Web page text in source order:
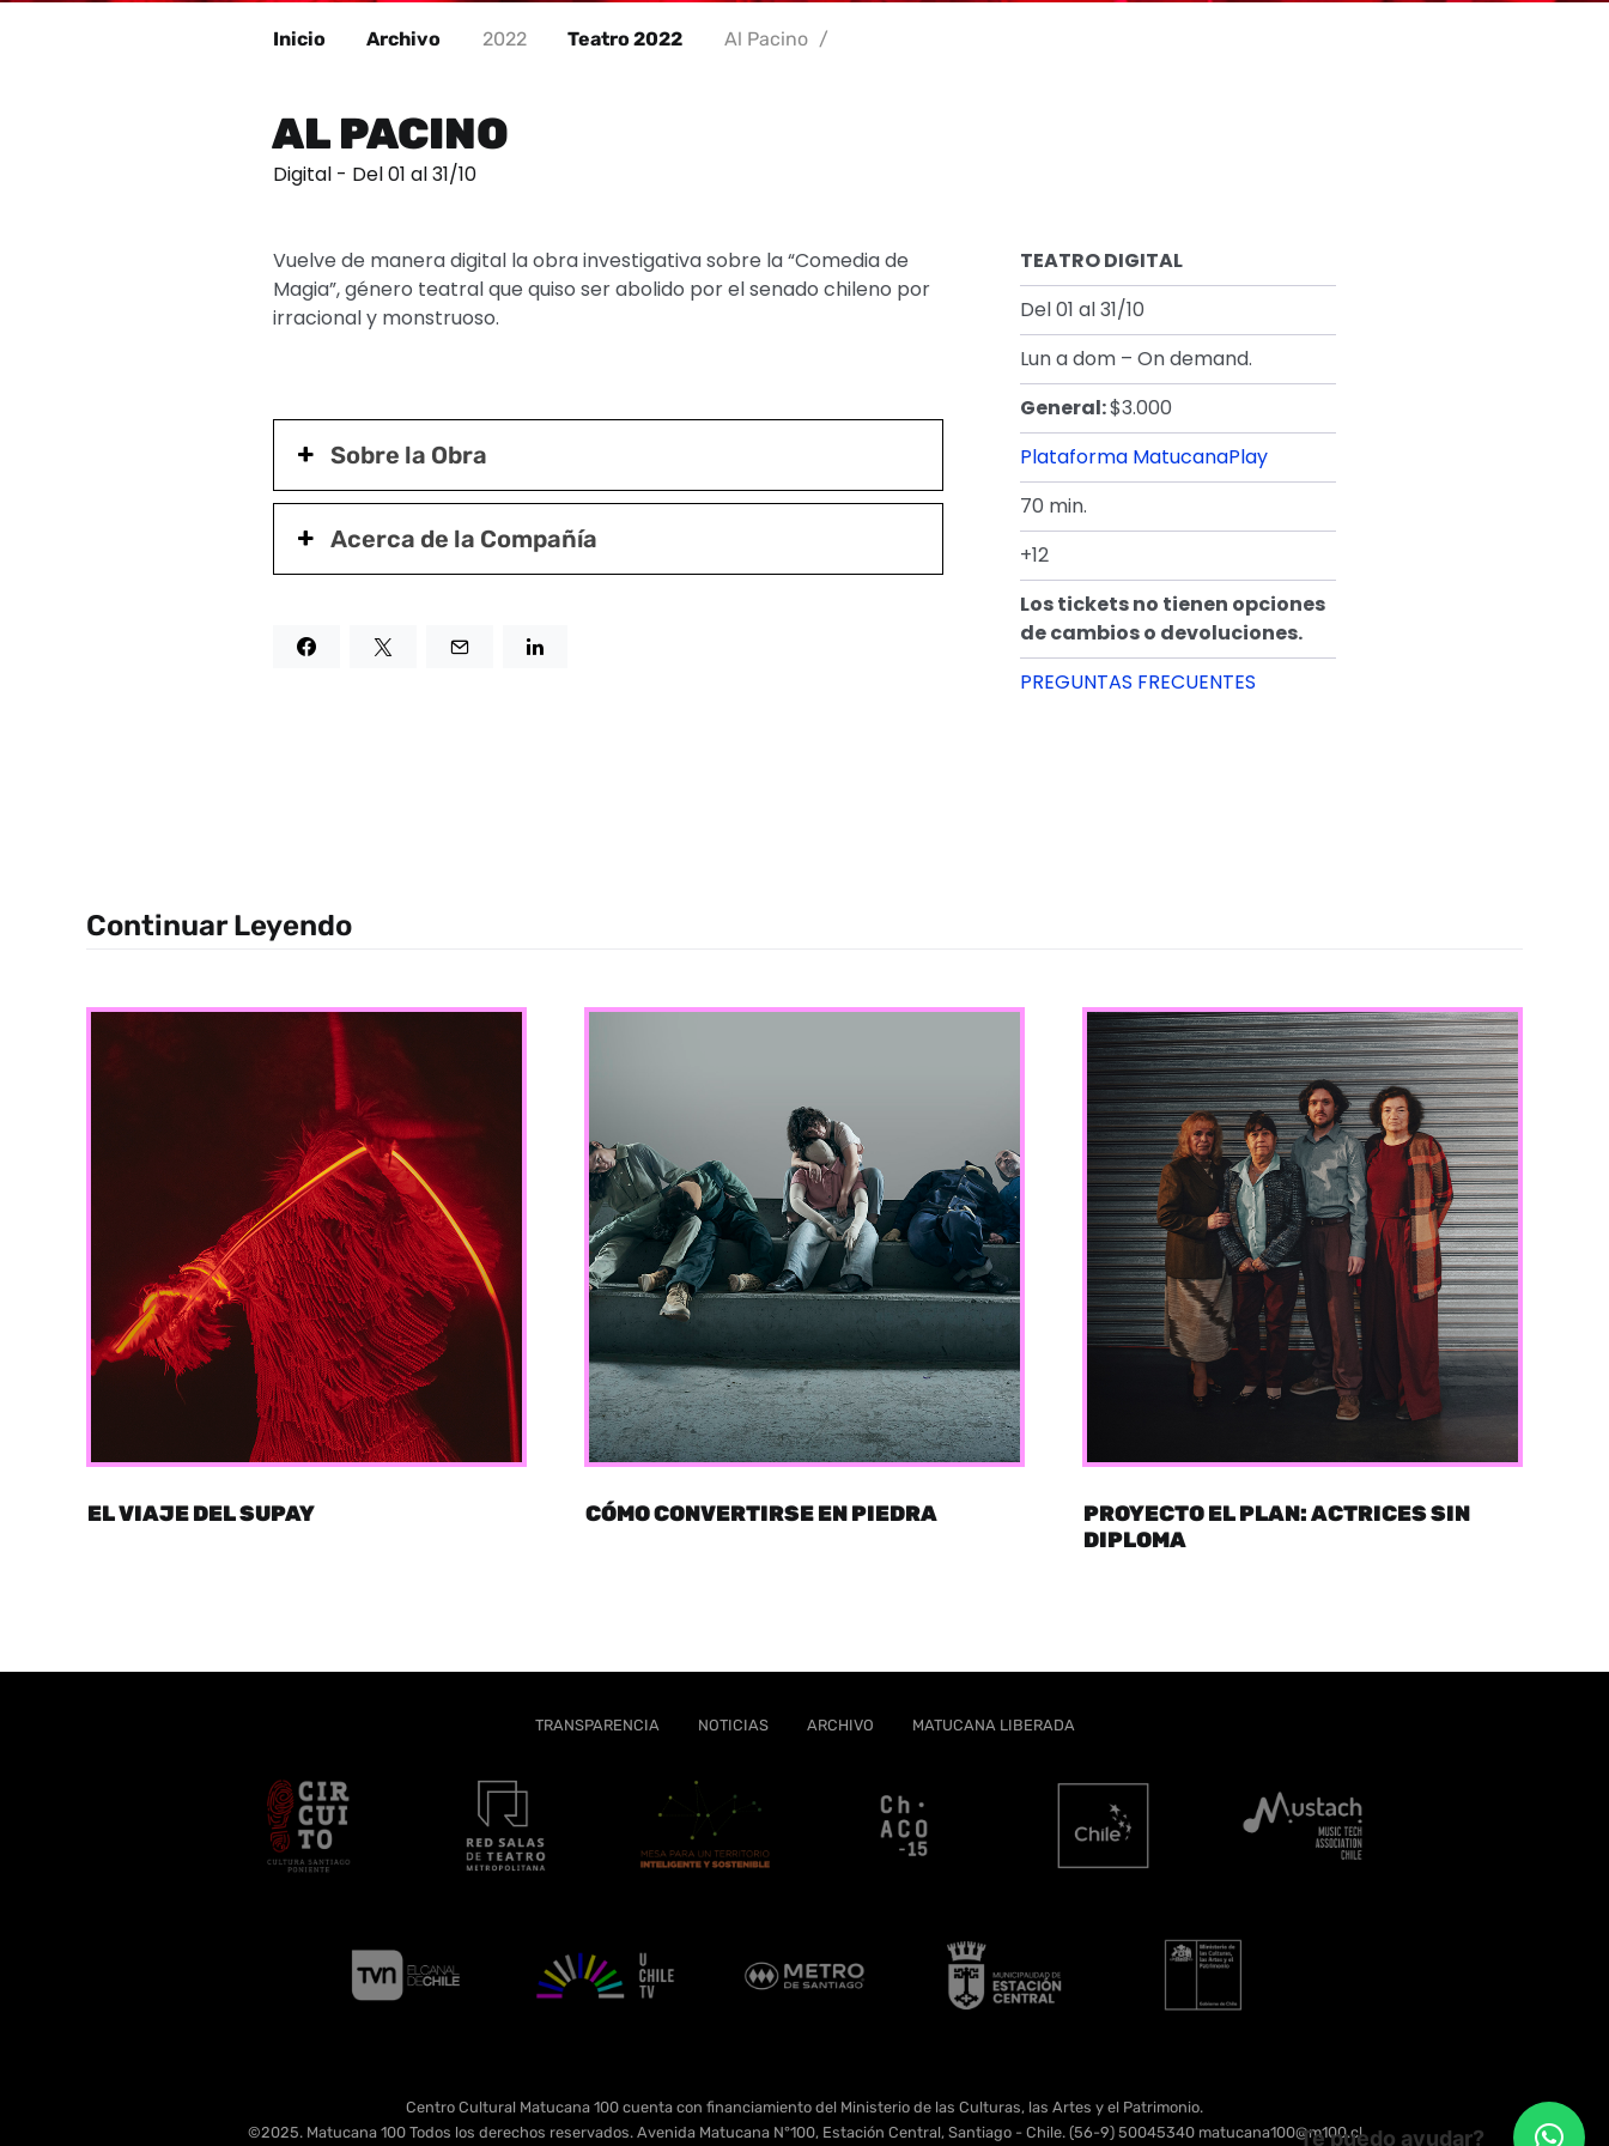
Inicio Archivo 2022 Teatro 2022 Al Pacino /
AL PACINO
Digital - Del 01 al 31/10
Vuelve de manera digital la obra investigativa sobre la “Comedia de
Magia”, género teatral que quiso ser abolido por el senado chileno por
irracional y monstruoso.
Sobre la Obra
Acerca de la Compañía
TEATRO DIGITAL
Del 01 al 31/10
Lun a dom – On demand.
General:$3.000
Plataforma MatucanaPlay
70 min.
+12
Los tickets no tienen opciones
de cambios o devoluciones.
PREGUNTAS FRECUENTES
Continuar Leyendo
EL VIAJE DEL SUPAY CÓMO CONVERTIRSE EN PIEDRA
PROYECTO EL PLAN: ACTRICES SIN
DIPLOMA
TRANSPARENCIA NOTICIAS ARCHIVO MATUCANA LIBERADA
Centro Cultural Matucana 100 cuenta con financiamiento del Ministerio de las Culturas, las Artes y el Patrimonio.
©2025. Matucana 100 Todos los derechos reservados. Avenida Matucana N°100, Estación Central, Santiago - Chile. (56-9) 50045340 matucana100@m100.clTe puedo ayudar?